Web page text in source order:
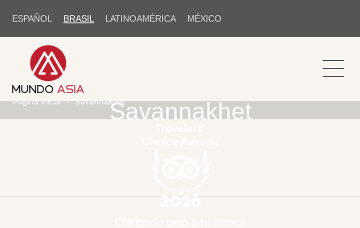
ESPAÑOL BRASIL LATINOAMÉRICA MÉXICO
Savannakhet
Página inicial Savannakhet